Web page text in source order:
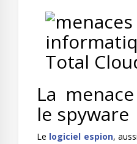
La
le spyware
Le logiciel espion,